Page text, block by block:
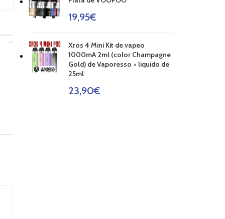
19,95€
Xros 4 Mini Kit de vapeo
1000mA 2ml (color Champagne
Gold) de Vaporesso + liquido de
25ml
23,90€